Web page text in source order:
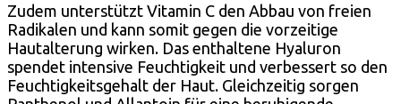
Zudem unterstützt Vitamin C den Abbau von freien
Radikalen und kann somit gegen die vorzeitige
Hautalterung wirken. Das enthaltene Hyaluron
spendet intensive Feuchtigkeit und verbessert so den
Feuchtigkeitsgehalt der Haut. Gleichzeitig sorgen